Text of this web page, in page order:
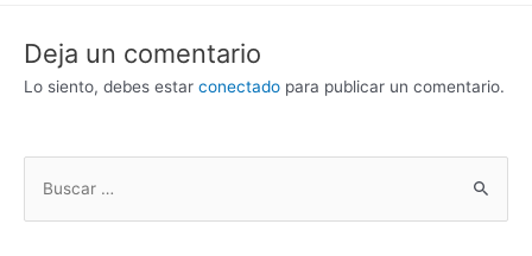
Deja un comentario
Lo siento, debes estar conectado para publicar un comentario.